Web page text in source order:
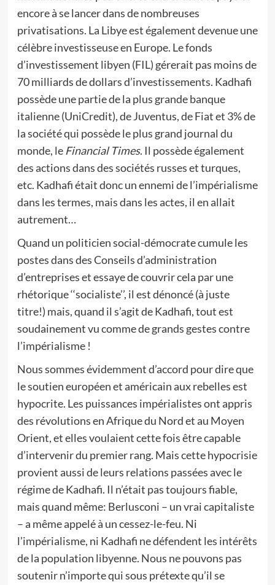
encore à se lancer dans de nombreuses
privatisations. La Libye est également devenue une
célèbre investisseuse en Europe. Le fonds
d’investissement libyen (FIL) gérerait pas moins de
70 milliards de dollars d’investissements. Kadhafi
possède une partie de la plus grande banque
italienne (UniCredit), de Juventus, de Fiat et 3% de
la société qui possède le plus grand journal du
monde, le Financial Times. Il possède également
des actions dans des sociétés russes et turques,
etc. Kadhafi était donc un ennemi de l’impérialisme
dans les termes, mais dans les actes, il en allait
autrement…
Quand un politicien social-démocrate cumule les
postes dans des Conseils d’administration
d’entreprises et essaye de couvrir cela par une
rhétorique ‘‘socialiste’’, il est dénoncé (à juste
titre!) mais, quand il s’agit de Kadhafi, tout est
soudainement vu comme de grands gestes contre
l’impérialisme !
Nous sommes évidemment d’accord pour dire que
le soutien européen et américain aux rebelles est
hypocrite. Les puissances impérialistes ont appris
des révolutions en Afrique du Nord et au Moyen
Orient, et elles voulaient cette fois être capable
d’intervenir du premier rang. Mais cette hypocrisie
provient aussi de leurs relations passées avec le
régime de Kadhafi. Il n’était pas toujours fiable,
mais quand même: Berlusconi – un vrai capitaliste
– a même appelé à un cessez-le-feu. Ni
l’impérialisme, ni Kadhafi ne défendent les intérêts
de la population libyenne. Nous ne pouvons pas
soutenir n’importe qui sous prétexte qu’il se